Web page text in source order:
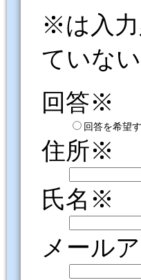
※は入力
ていな
回答※
回答を希望
住所※
氏名※
メール